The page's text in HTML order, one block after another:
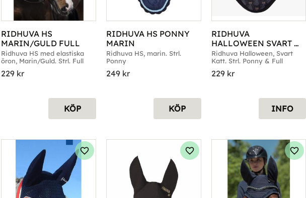
RIDHUVA HS
MARIN/GULD FULL
Ridhuva HS med elastiska
öron, Marin/Guld. Strl. Full
229 kr
KÖP
RIDHUVA HS PONNY
MARIN
Ridhuva HS, marin. Strl.
Ponny
249kr
KÖP
RIDHUVA
HALLOWEEN SVART
KATT
Ridhuva Halloween, Svart
Katt. Strl. Ponny & Full
229kr
INFO
Lägg till i favoriter Lägg till i favoriter